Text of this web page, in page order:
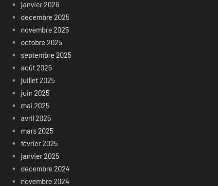
janvier 2026
décembre 2025
novembre 2025
octobre 2025
septembre 2025
août 2025
juillet 2025
juin 2025
mai 2025
avril 2025
mars 2025
février 2025
janvier 2025
décembre 2024
novembre 2024